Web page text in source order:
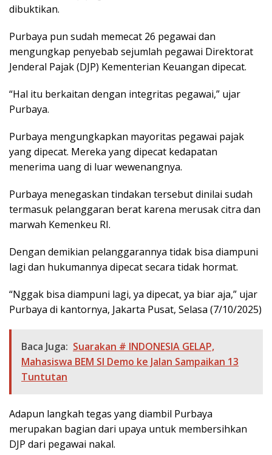
dibuktikan.
Purbaya pun sudah memecat 26 pegawai dan
mengungkap penyebab sejumlah pegawai Direktorat
Jenderal Pajak (DJP) Kementerian Keuangan dipecat.
“Hal itu berkaitan dengan integritas pegawai,” ujar
Purbaya.
Purbaya mengungkapkan mayoritas pegawai pajak
yang dipecat. Mereka yang dipecat kedapatan
menerima uang di luar wewenangnya.
Purbaya menegaskan tindakan tersebut dinilai sudah
termasuk pelanggaran berat karena merusak citra dan
marwah Kemenkeu RI.
Dengan demikian pelanggarannya tidak bisa diampuni
lagi dan hukumannya dipecat secara tidak hormat.
“Nggak bisa diampuni lagi, ya dipecat, ya biar aja,” ujar
Purbaya di kantornya, Jakarta Pusat, Selasa (7/10/2025)
Baca Juga: Suarakan # INDONESIA GELAP,
Mahasiswa BEM SI Demo ke Jalan Sampaikan 13
Tuntutan
Adapun langkah tegas yang diambil Purbaya
merupakan bagian dari upaya untuk membersihkan
DJP dari pegawai nakal.